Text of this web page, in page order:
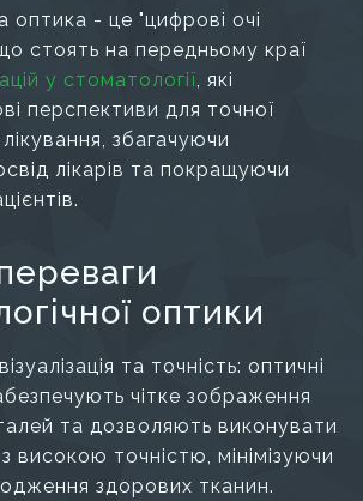
оптика - це "цифрові очі
стоять на передньому краї
у стоматології , які
перспективи для точної
збагачуючи
лікарів та покращуючи
оптики
та точність: оптичні
чітке зображення
та дозволяють виконувати
високою точністю, мінімізуючи
здорових тканин.